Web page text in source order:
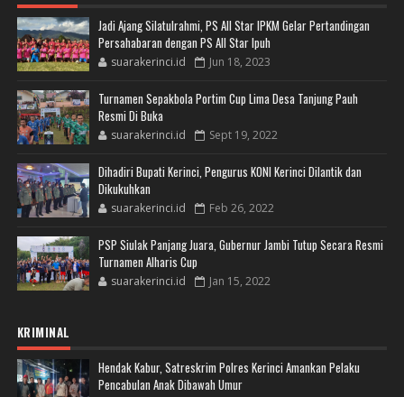
Jadi Ajang Silatulrahmi, PS All Star IPKM Gelar Pertandingan
Persahabaran dengan PS All Star Ipuh
suarakerinci.id Jun 18, 2023
Turnamen Sepakbola Portim Cup Lima Desa Tanjung Pauh
Resmi Di Buka
suarakerinci.id Sept 19, 2022
Dihadiri Bupati Kerinci, Pengurus KONI Kerinci Dilantik dan
Dikukuhkan
suarakerinci.id Feb 26, 2022
PSP Siulak Panjang Juara, Gubernur Jambi Tutup Secara Resmi
Turnamen Alharis Cup
suarakerinci.id Jan 15, 2022
KRIMINAL
Hendak Kabur, Satreskrim Polres Kerinci Amankan Pelaku
Pencabulan Anak Dibawah Umur